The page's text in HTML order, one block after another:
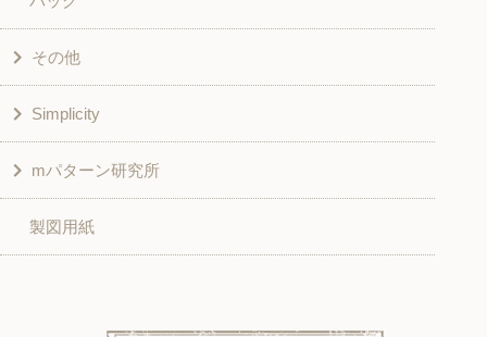
和風衣類
入園入学グッズ
その他
チュニック
ワンピース
ベスト・ジャケット・コート
スカート
その他
学校家庭科教材用
その他
Simplicity
こども＆ベビー
ボトムス
mパターン研究所
子供服
製図用紙